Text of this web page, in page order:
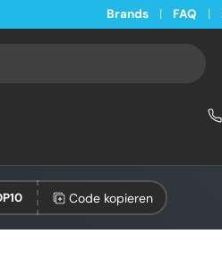
Kostenloser
Brands FAQ
Code kopieren